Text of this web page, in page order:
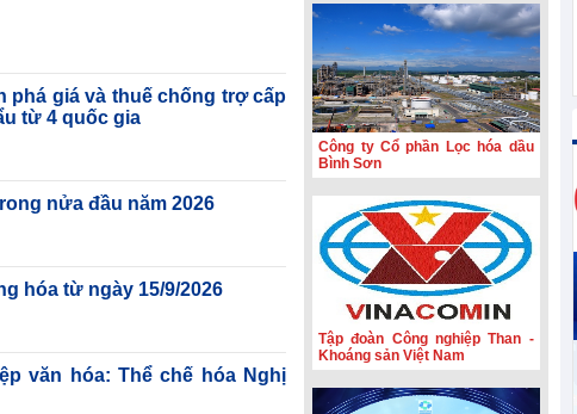
Hoạt động sản xuất của Hoa Kỳ
đạt mức cao nhất trong hơn bốn
năm
tháng 7: Xuất nhập khẩu ước đạt
659,6 tỷ USD, tăng 28,1%
phá giá và thuế chống trợ cấp
từ 4 quốc gia
nửa đầu năm 2026
hóa từ ngày 15/9/2026
văn hóa: Thể chế hóa Nghị
Công ty Cổ phần Lọc hóa dầu
Bình Sơn
Tập đoàn Công nghiệp Than -
Khoáng sản Việt Nam